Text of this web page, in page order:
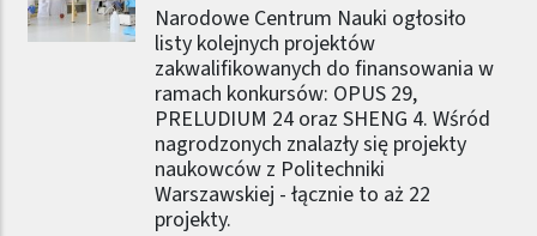
Narodowe Centrum Nauki ogłosiło
listy kolejnych projektów
zakwalifikowanych do finansowania w
ramach konkursów: OPUS 29,
PRELUDIUM 24 oraz SHENG 4. Wśród
nagrodzonych znalazły się projekty
naukowców z Politechniki
Warszawskiej - łącznie to aż 22
projekty.